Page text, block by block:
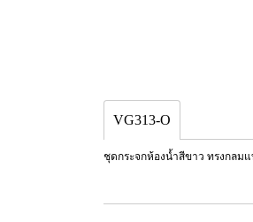
VG313-O
ชุดกระจกห้องน้ำสีขาว ทรงกลม